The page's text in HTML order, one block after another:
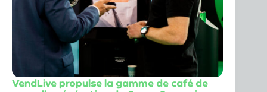
VendLive propulse la gamme de café de